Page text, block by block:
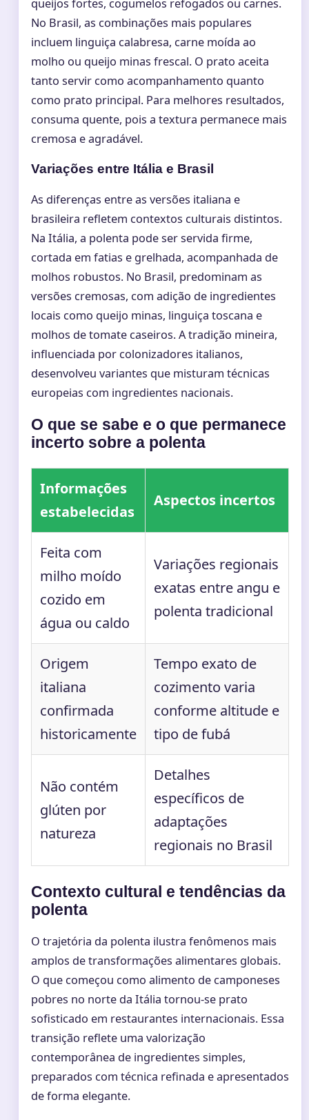
queijos fortes, cogumelos refogados ou carnes.
No Brasil, as combinações mais populares
incluem linguiça calabresa, carne moída ao
molho ou queijo minas frescal. O prato aceita
tanto servir como acompanhamento quanto
como prato principal. Para melhores resultados,
consuma quente, pois a textura permanece mais
cremosa e agradável.
Variações entre Itália e Brasil
As diferenças entre as versões italiana e
brasileira refletem contextos culturais distintos.
Na Itália, a polenta pode ser servida firme,
cortada em fatias e grelhada, acompanhada de
molhos robustos. No Brasil, predominam as
versões cremosas, com adição de ingredientes
locais como queijo minas, linguiça toscana e
molhos de tomate caseiros. A tradição mineira,
influenciada por colonizadores italianos,
desenvolveu variantes que misturam técnicas
europeias com ingredientes nacionais.
O que se sabe e o que permanece
incerto sobre a polenta
Informações
estabelecidas
Aspectos incertos
Feita com
milho moído
cozido em
água ou caldo
Variações regionais
exatas entre angu e
polenta tradicional
Origem
italiana
confirmada
historicamente
Tempo exato de
cozimento varia
conforme altitude e
tipo de fubá
Não contém
glúten por
natureza
Detalhes
específicos de
adaptações
regionais no Brasil
Contexto cultural e tendências da
polenta
O trajetória da polenta ilustra fenômenos mais
amplos de transformações alimentares globais.
O que começou como alimento de camponeses
pobres no norte da Itália tornou-se prato
sofisticado em restaurantes internacionais. Essa
transição reflete uma valorização
contemporânea de ingredientes simples,
preparados com técnica refinada e apresentados
de forma elegante.